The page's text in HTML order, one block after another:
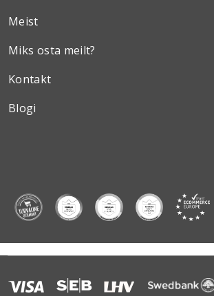
Meist
Miks osta meilt?
Kontakt
Blogi